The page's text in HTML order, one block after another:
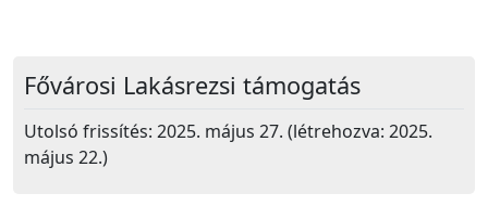
Fővárosi Lakásrezsi támogatás
Utolsó frissítés: 2025. május 27. (létrehozva: 2025.
május 22.)